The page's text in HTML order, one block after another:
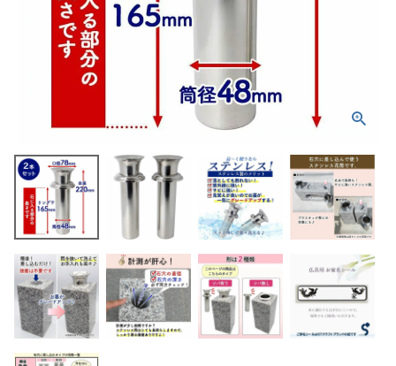
ホーム
商品から探す
ご利用ガイド
お問い合わせ
よみもの
ご購入履歴・再注文